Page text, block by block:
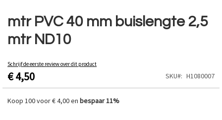
mtr PVC 40 mm buislengte 2,5
mtr ND10
Schrijf de eerste review over dit product
€ 4,50 SKU H1080007
Koop 100 voor€ 4,00en bespaar11%
naar
het
begin
van
afbeeldingen-
gallerij